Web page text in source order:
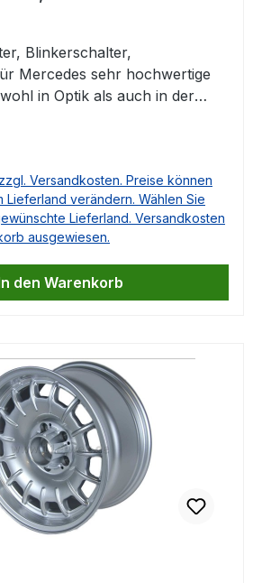
Blinkerschalter,
Mercedes sehr hochwertige
in Optik als auch in der
Dieser Lenkstockschalter ist
mit Scheibenwischer-
Der Kombischalter
Fahrzeuge:Mercedes
S123 Mercedes
R107Mercedes
Versandkosten. Preise können
Lieferland verändern. Wählen Sie
Lieferland. Versandkosten
ausgewiesen.
den Warenkorb